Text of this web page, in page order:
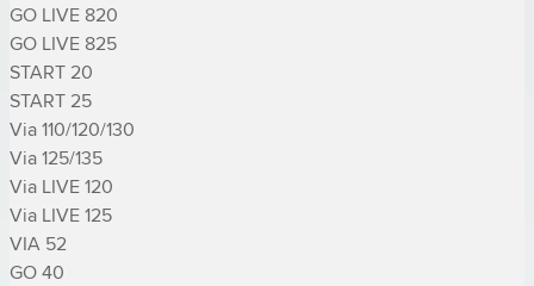
GO LIVE 820
GO LIVE 825
START 20
START 25
Via 110/120/130
Via 125/135
Via LIVE 120
Via LIVE 125
VIA 52
GO 40